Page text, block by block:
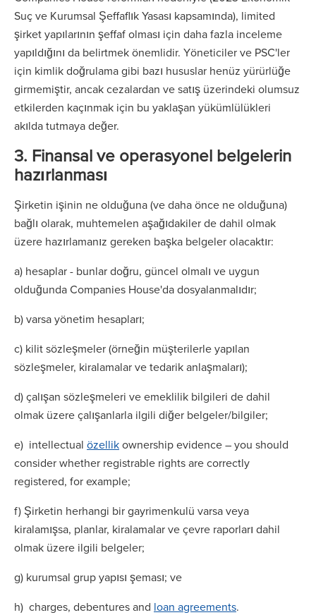
Suç ve Kurumsal Şeffaflık Yasası kapsamında), limited
şirket yapılarının şeffaf olması için daha fazla inceleme
yapıldığını da belirtmek önemlidir. Yöneticiler ve PSC'ler
için kimlik doğrulama gibi bazı hususlar henüz yürürlüğe
girmemiştir, ancak cezalardan ve satış üzerindeki olumsuz
etkilerden kaçınmak için bu yaklaşan yükümlülükleri
akılda tutmaya değer.
3. Finansal ve operasyonel belgelerin
hazırlanması
Şirketin işinin ne olduğuna (ve daha önce ne olduğuna)
bağlı olarak, muhtemelen aşağıdakiler de dahil olmak
üzere hazırlamanız gereken başka belgeler olacaktır:
a) hesaplar - bunlar doğru, güncel olmalı ve uygun
olduğunda Companies House'da dosyalanmalıdır;
b) varsa yönetim hesapları;
c) kilit sözleşmeler (örneğin müşterilerle yapılan
sözleşmeler, kiralamalar ve tedarik anlaşmaları);
d) çalışan sözleşmeleri ve emeklilik bilgileri de dahil
olmak üzere çalışanlarla ilgili diğer belgeler/bilgiler;
e) intellectual özellikownership evidence – you should
consider whether registrable rights are correctly
registered, for example;
f) Şirketin herhangi bir gayrimenkulü varsa veya
kiralamışsa, planlar, kiralamalar ve çevre raporları dahil
olmak üzere ilgili belgeler;
g) kurumsal grup yapısı şeması; ve
h) charges, debentures and loan agreements.